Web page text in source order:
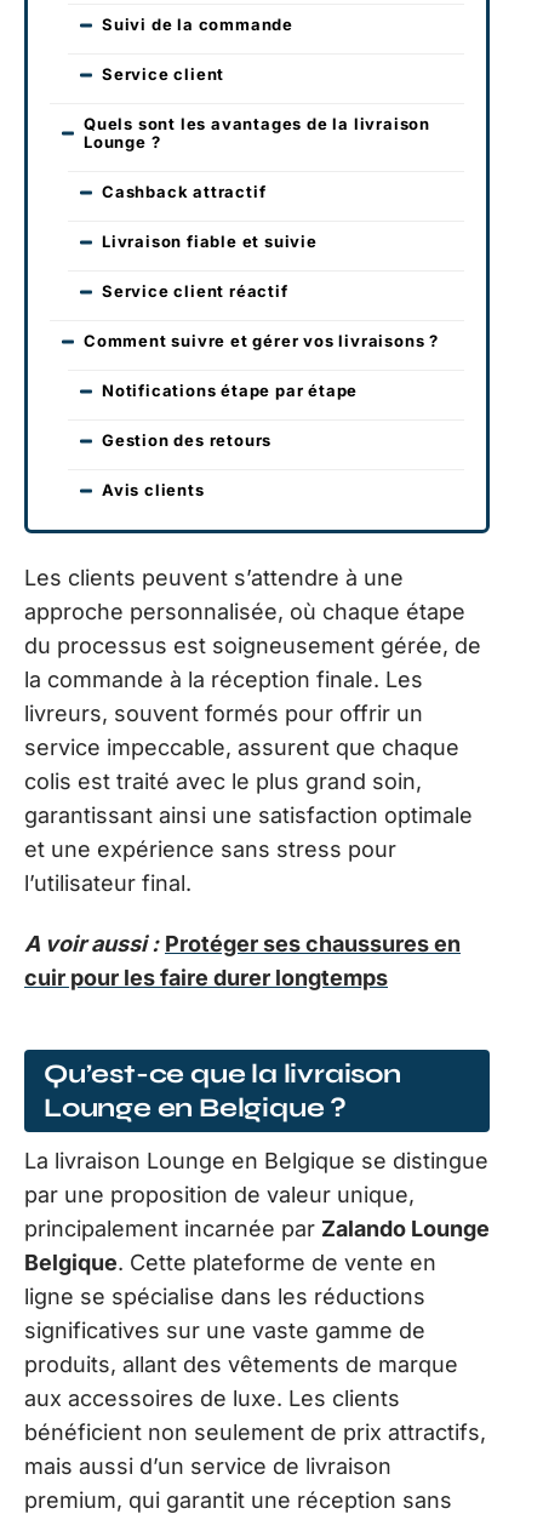
Suivi de la commande
Service client
Quels sont les avantages de la livraison
Lounge ?
Cashback attractif
Livraison fiable et suivie
Service client réactif
Comment suivre et gérer vos livraisons ?
Notifications étape par étape
Gestion des retours
Avis clients
Les clients peuvent s’attendre à une
approche personnalisée, où chaque étape
du processus est soigneusement gérée, de
la commande à la réception finale. Les
livreurs, souvent formés pour offrir un
service impeccable, assurent que chaque
colis est traité avec le plus grand soin,
garantissant ainsi une satisfaction optimale
et une expérience sans stress pour
l’utilisateur final.
A voir aussi : Protéger ses chaussures en
cuir pour les faire durer longtemps
Qu’est-ce que la livraison
Lounge en Belgique ?
La livraison Lounge en Belgique se distingue
par une proposition de valeur unique,
principalement incarnée par Zalando Lounge
Belgique. Cette plateforme de vente en
ligne se spécialise dans les réductions
significatives sur une vaste gamme de
produits, allant des vêtements de marque
aux accessoires de luxe. Les clients
bénéficient non seulement de prix attractifs,
mais aussi d’un service de livraison
premium, qui garantit une réception sans